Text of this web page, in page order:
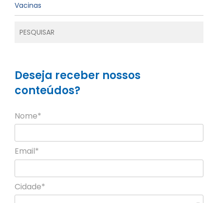
Vacinas
Deseja receber nossos
conteúdos?
Nome*
Email*
Cidade*